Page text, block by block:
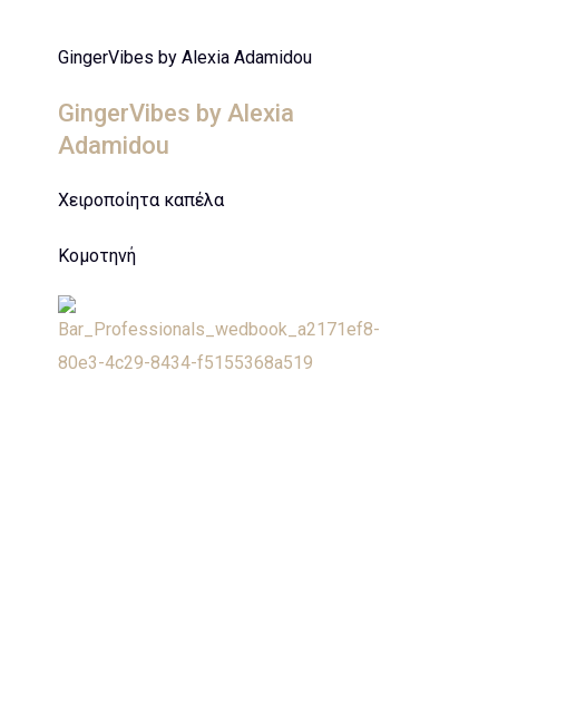
GingerVibes by Alexia Adamidou
GingerVibes by Alexia
Adamidou
Χειροποίητα καπέλα
Κομοτηνή